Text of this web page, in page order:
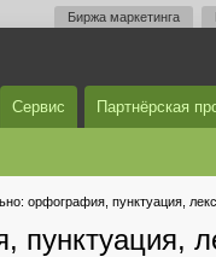
Биржа маркетинга
Сервис Партнёрская
орфография, пунктуация,
пунктуация,